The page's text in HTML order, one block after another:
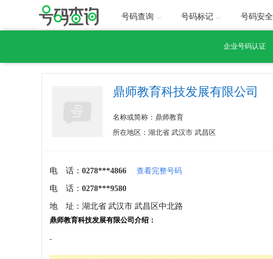
号码查询 号码标记 号码安全
企业号码认证
鼎师教育科技发展有限公司
名称或简称：鼎师教育
所在地区：湖北省 武汉市 武昌区
电 话： 0278***4866 查看完整号码
电 话： 0278***9580
地 址： 湖北省 武汉市 武昌区中北路
鼎师教育科技发展有限公司介绍：
-